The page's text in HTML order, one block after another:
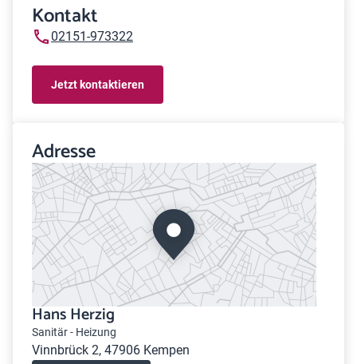
Kontakt
02151-973322
Jetzt kontaktieren
Adresse
Hans Herzig
Sanitär - Heizung
Vinnbrück 2, 47906 Kempen